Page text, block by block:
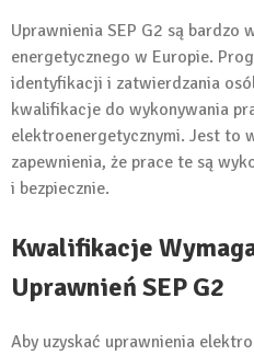
Uprawnienia SEP G2 są bardzo
energetycznego w Europie.
identyfikacji i zatwierdzania
kwalifikacje do wykonywania
elektroenergetycznymi. Jest to
zapewnienia, że prace te są
i bezpiecznie.
Kwalifikacje
Uprawnień SEP G2
Aby uzyskać uprawnienia